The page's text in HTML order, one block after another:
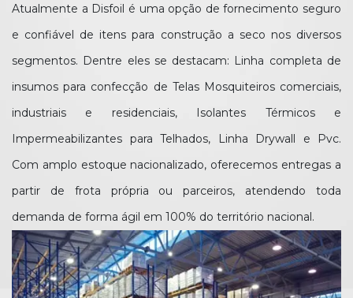
Atualmente a Disfoil é uma opção de fornecimento seguro
e confiável de itens para construção a seco nos diversos
segmentos. Dentre eles se destacam: Linha completa de
insumos para confecção de Telas Mosquiteiros comerciais,
industriais e residenciais, Isolantes Térmicos e
Impermeabilizantes para Telhados, Linha Drywall e Pvc.
Com amplo estoque nacionalizado, oferecemos entregas a
partir de frota própria ou parceiros, atendendo toda
demanda de forma ágil em 100% do território nacional.